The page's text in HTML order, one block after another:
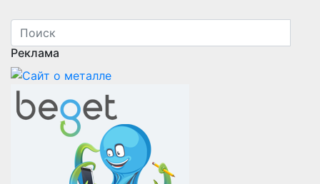
Реклама